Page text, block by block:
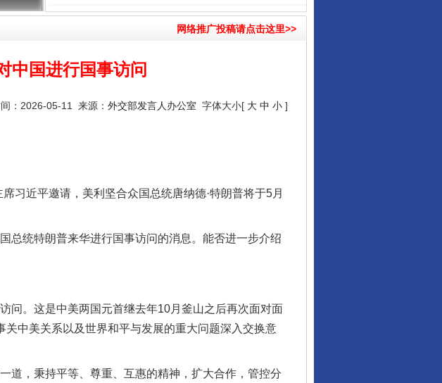
网络推广投稿请点击这里>>
中国进行国事访问
：2026-05-11 来源： 外交部发言人办公室 字体大小[ 大 中 小 ]
近平邀请，美利坚合众国总统唐纳德·特朗普将于5月
统特朗普来华进行国事访问的消息。能否进一步介绍
问。这是中美两国元首继去年10月釜山之后再次面对面
中美关系以及世界和平与发展的重大问题深入交换意
，秉持平等、尊重、互惠的精神，扩大合作，管控分